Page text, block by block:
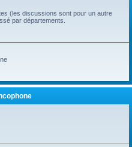
(les discussions sont pour un autre
par départements.